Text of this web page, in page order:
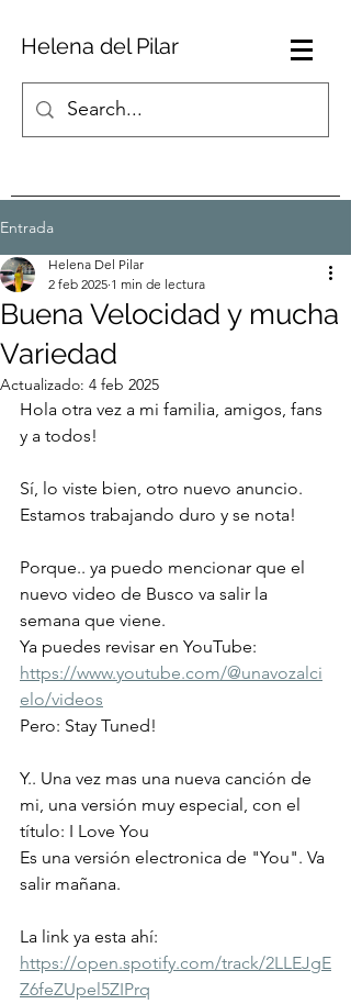
Helena del Pilar
Entrada
Buena Velocidad y mucha
Variedad
Helena Del Pilar
2 feb 2025 1 min de lectura
Actualizado: 4 feb 2025
Hola otra vez a mi familia, amigos, fans
y a todos!
Sí, lo viste bien, otro nuevo anuncio.
Estamos trabajando duro y se nota!
Porque.. ya puedo mencionar que el
nuevo video de Busco va salir la
semana que viene.
Ya puedes revisar en YouTube:
https://www.youtube.com/@unavozalci
elo/videos
Pero: Stay Tuned!
Y.. Una vez mas una nueva canción de
mi, una versión muy especial, con el
título: I Love You
Es una versión electronica de "You". Va
salir mañana.
La link ya esta ahí:
https://open.spotify.com/track/2LLEJgE
Z6feZUpel5ZIPrq